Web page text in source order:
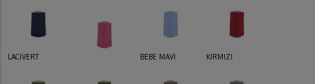
LACİVERT BEBE MAVİ KIRMIZI